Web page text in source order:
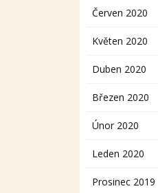
Červen 2020
Květen 2020
Duben 2020
Březen 2020
Únor 2020
Leden 2020
Prosinec 2019